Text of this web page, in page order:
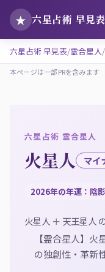
★ 六星占術 早見表
六星占術 早見表 霊合星人
本ページは一部PRを含みます
六星占術 霊合星人
火星人 マイ
2026年の年運：陰
火星人 ＋ 天王星人
【霊合星人】
の独創性・革新